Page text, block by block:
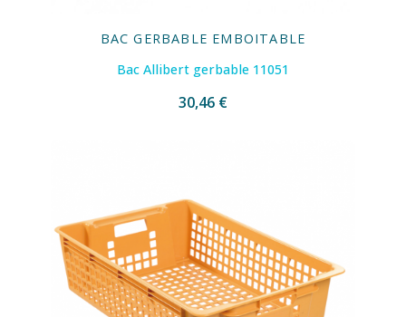
BAC GERBABLE EMBOITABLE
Bac Allibert gerbable 11051
30,46 €